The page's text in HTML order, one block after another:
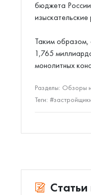
бюджета
Таким образом,
1,765
монолитных
Разделы: Обзоры
Теги: